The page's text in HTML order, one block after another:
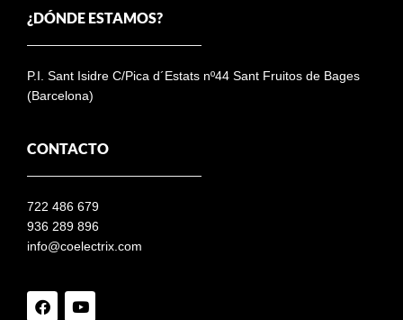
¿DÓNDE ESTAMOS?
P.I. Sant Isidre C/Pica d´Estats nº44 Sant Fruitos de Bages
(Barcelona)
CONTACTO
722 486 679
936 289 896
info@coelectrix.com